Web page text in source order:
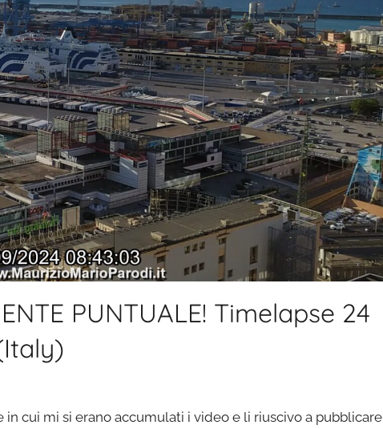
PUNTUALE! Timelapse 24
in cui mi si erano accumulati i video e li riuscivo a pubblicare